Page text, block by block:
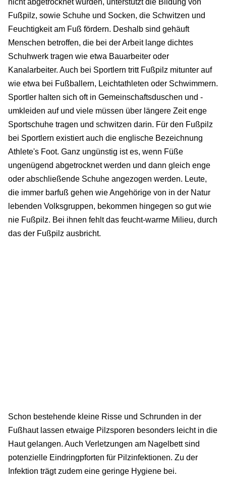
nicht abgetrocknet wurden, unterstützt die Bildung von
Fußpilz, sowie Schuhe und Socken, die Schwitzen und
Feuchtigkeit am Fuß fördern. Deshalb sind gehäuft
Menschen betroffen, die bei der Arbeit lange dichtes
Schuhwerk tragen wie etwa Bauarbeiter oder
Kanalarbeiter. Auch bei Sportlern tritt Fußpilz mitunter auf
wie etwa bei Fußballern, Leichtathleten oder Schwimmern.
Sportler halten sich oft in Gemeinschaftsduschen und -
umkleiden auf und viele müssen über längere Zeit enge
Sportschuhe tragen und schwitzen darin. Für den Fußpilz
bei Sportlern existiert auch die englische Bezeichnung
Athlete's Foot. Ganz ungünstig ist es, wenn Füße
ungenügend abgetrocknet werden und dann gleich enge
oder abschließende Schuhe angezogen werden. Leute,
die immer barfuß gehen wie Angehörige von in der Natur
lebenden Volksgruppen, bekommen hingegen so gut wie
nie Fußpilz. Bei ihnen fehlt das feucht-warme Milieu, durch
das der Fußpilz ausbricht.
Schon bestehende kleine Risse und Schrunden in der
Fußhaut lassen etwaige Pilzsporen besonders leicht in die
Haut gelangen. Auch Verletzungen am Nagelbett sind
potenzielle Eindringpforten für Pilzinfektionen. Zu der
Infektion trägt zudem eine geringe Hygiene bei.